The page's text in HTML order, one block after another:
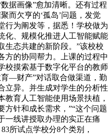
据画像”愈加清晰。还有过程
而欠亨的‘孤岛’问题，发觉
行为阐发等，据悉！学校做为
化、规模化推进人工智能赋能
生态共建的新阶段。”该校校
方的协同帮力。上课的过程中
校摸索基于数字化平台的教师
—财产”对话取合做渠道，勤
立异。并生成对学生的分析性
育人工智能使用场景扶植，
方针和成长需求，”“这个问题
一线讲授取办理的实正在痛
所试点学校分8个类别，